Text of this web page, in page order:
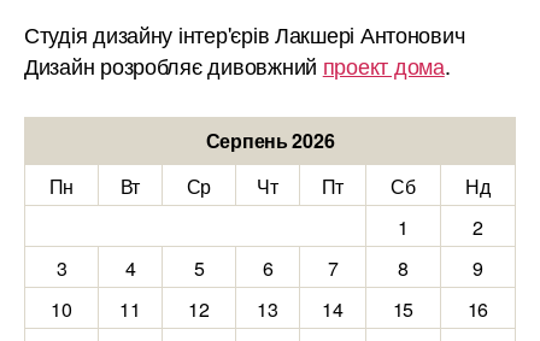
Студія дизайну інтер'єрів Лакшері Антонович
Дизайн розробляє дивовжний проект дома.
Серпень 2026
Пн
Вт Ср Чт Пт Сб
Нд
1
2
3
4 5 6 7 8
9
10
11 12 13 14 15
16